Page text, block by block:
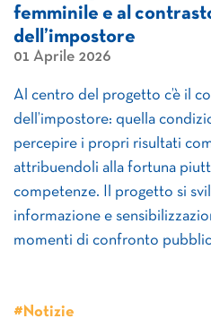
femminile e al
dell’impostore
01 Aprile 2026
Al centro del progetto c’è il
dell’impostore: quella
percepire i propri risultati
attribuendoli alla fortuna
competenze. Il progetto si
informazione e
momenti di confronto
#Notizie